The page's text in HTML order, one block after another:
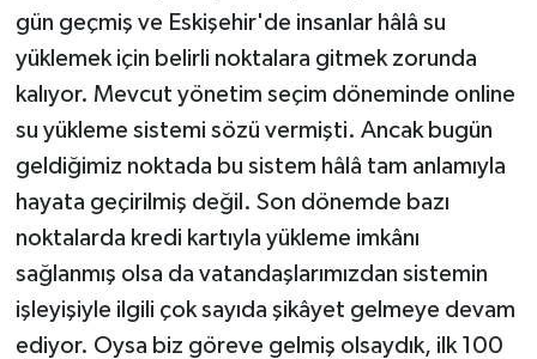
gün geçmiş ve Eskişehir'de insanlar hâlâ su
yüklemek için belirli noktalara gitmek zorunda
kalıyor. Mevcut yönetim seçim döneminde online
su yükleme sistemi sözü vermişti. Ancak bugün
geldiğimiz noktada bu sistem hâlâ tam anlamıyla
hayata geçirilmiş değil. Son dönemde bazı
noktalarda kredi kartıyla yükleme imkânı
sağlanmış olsa da vatandaşlarımızdan sistemin
işleyişiyle ilgili çok sayıda şikâyet gelmeye devam
ediyor. Oysa biz göreve gelmiş olsaydık, ilk 100